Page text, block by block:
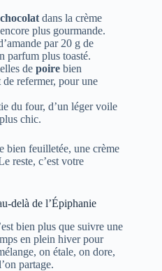
dans la crème
plus gourmande.
par 20 g de
parfum plus toasté.
de poire bien
de refermer, pour une
du four, d’un léger voile
chic.
bien feuilletée, une crème
reste, c’est votre
delà de l’Épiphanie
bien plus que suivre une
en plein hiver pour
on étale, on dore,
partage.